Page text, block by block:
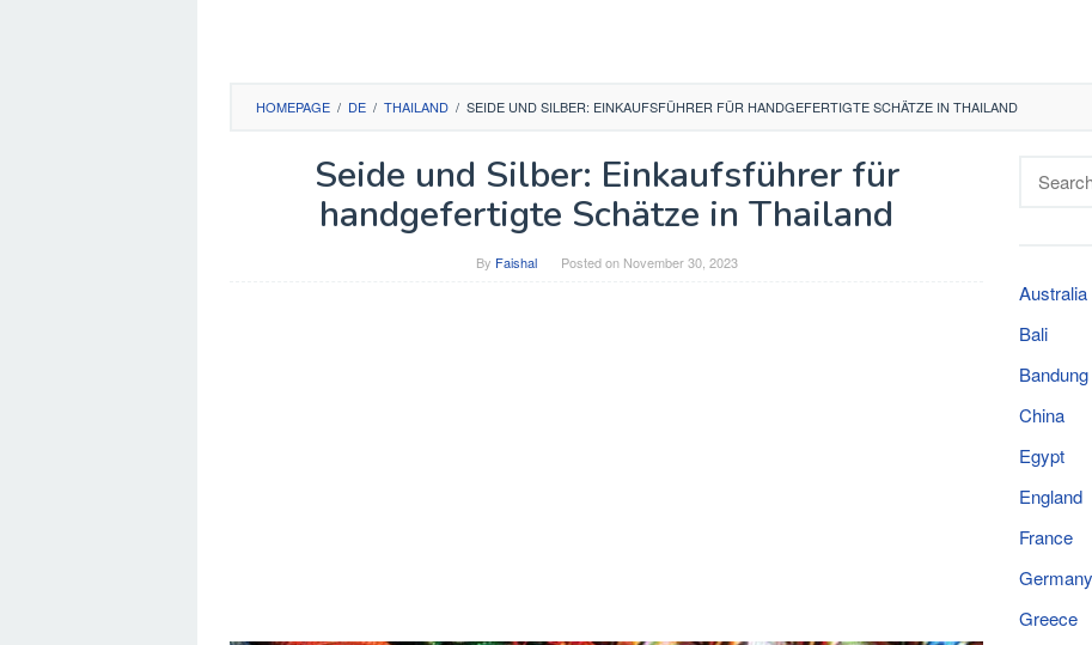
HOMEPAGE / DE / THAILAND / SEIDE UND SILBER: EINKAUFSFÜHRER FÜR HANDGEFERTIGTE SCHÄTZE IN THAILAND
Seide und Silber: Einkaufsführer für
handgefertigte Schätze in Thailand
By Faishal Posted on November 30, 2023
Australia
Bali
Bandung
China
Egypt
England
France
Germany
Greece